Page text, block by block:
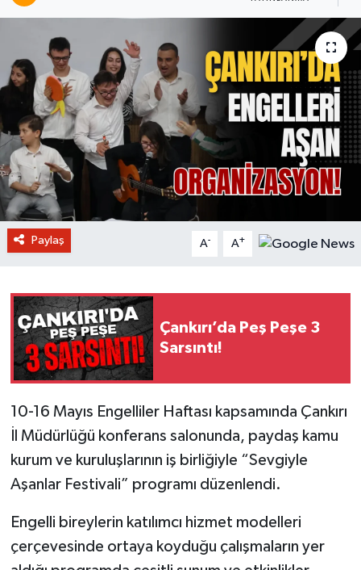
Paylaş A- A+
Çankırı’da Peş Peşe 3
Sarsıntı!
10-16 Mayıs Engelliler Haftası kapsamında Çankırı
İl Müdürlüğü konferans salonunda, paydaş kamu
kurum ve kuruluşlarının iş birliğiyle “Sevgiyle
Aşanlar Festivali” programı düzenlendi.
Engelli bireylerin katılımcı hizmet modelleri
çerçevesinde ortaya koyduğu çalışmaların yer